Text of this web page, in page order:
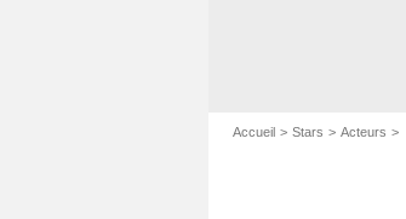
Accueil Stars Acteurs